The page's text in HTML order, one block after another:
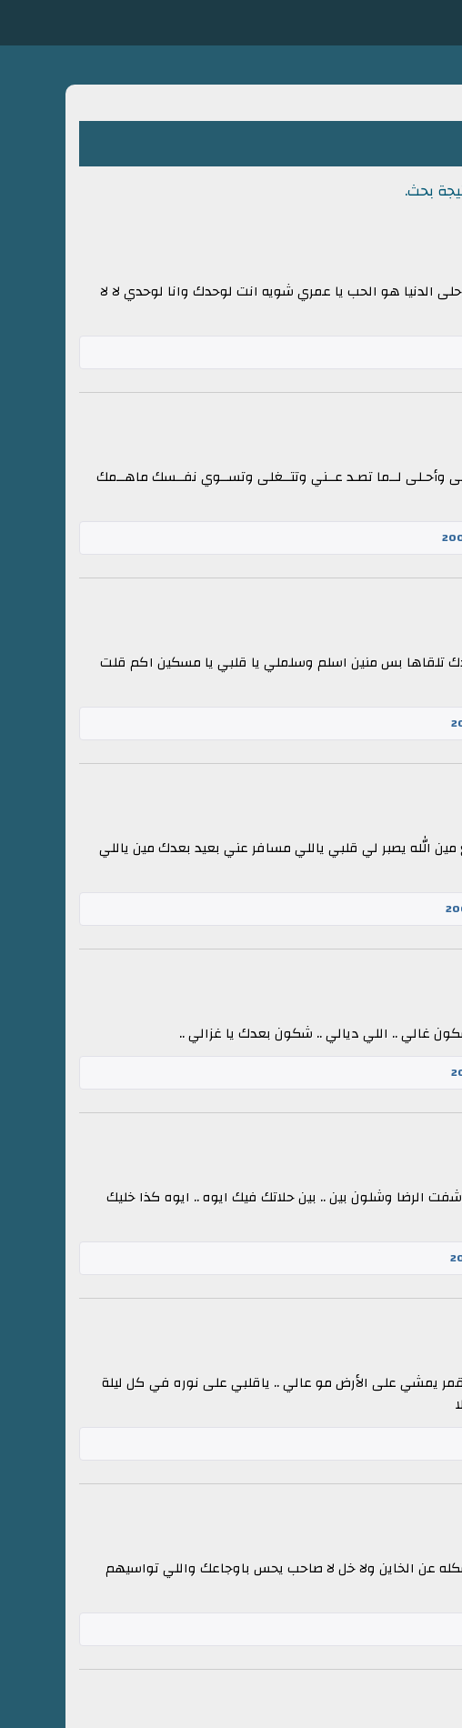
هو الحب يا عمري شويه انت لوحدك وانا لوحدي لا لا
وأحـلى لــما تصـد عــني وتتــغلى وتســوي نفــسك ماهــمك
تلقاها بس منين اسلم وسلملي يا قلبي يا مسكين اكم قلت
الله يصبر لي قلبي ياللي مسافر عني بعيد بعدك مين ياللي
غالي .. اللي ديالي .. شكون بعدك يا غزالي ..
الرضا وشلون بين .. بين حلاتك فيك ايوه .. ايوه كذا خليك
قمر يمشي على الأرض مو عالي .. ياقلبي على نوره في كل ليلة
عن الخاين ولا خل لا صاحب يحس باوجاعك واللي تواسيهم